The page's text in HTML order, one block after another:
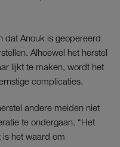
dat Anouk is geopereerd
Alhoewel het herstel
lijkt te maken, wordt het
complicaties.
andere meiden niet
te ondergaan. “Het
is het waard om